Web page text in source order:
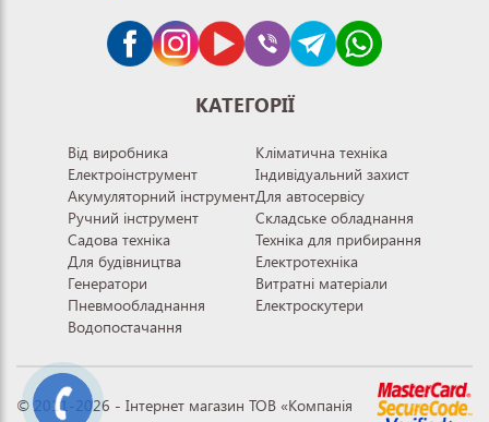
КАТЕГОРІЇ
Від виробника
Електроінструмент
Акумуляторний інструмент
Ручний інструмент
Садова техніка
Для будівництва
Генератори
Пневмообладнання
Водопостачання
Кліматична техніка
Індивідуальний захист
Для автосервісу
Складське обладнання
Техніка для прибирання
Електротехніка
Витратні матеріали
Електроскутери
© 2011-2026 - Інтернет магазин ТОВ «Компанія